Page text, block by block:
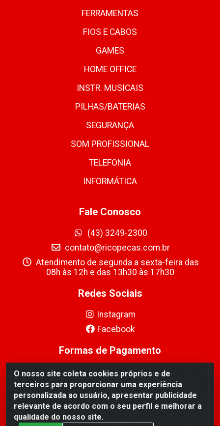
O nosso site coleta cookies próprios e de
terceiros para proporcionar uma experiência
personalizada ao usuário, apresentar publicidade
relevante de acordo com o seu perfil e melhorar a
qualidade do nosso site.
FERRAMENTAS
FIOS E CABOS
GAMES
HOME OFFICE
INSTR. MUSICAIS
PILHAS/BATERIAS
SEGURANÇA
SOM PROFISSIONAL
TELEFONIA
INFORMÁTICA
Fale Conosco
(43) 3249-2300
contato@ricopecas.com.br
Atendimento de segunda a sexta-feira das
08h às 12h e das 13h30 às 17h30
Redes Sociais
Instagram
Facebook
Formas de Pagamento
Ricopeças Comércio de componentes Eletrônicos Ltda -
Rua Alicio Francisco Mafra, 968 - Jardim Taroba,